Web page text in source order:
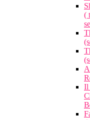
(
Il